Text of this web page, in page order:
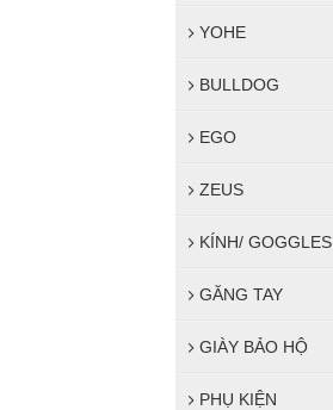
YOHE
BULLDOG
EGO
ZEUS
KÍNH/ GOGGLES
GĂNG TAY
GIÀY BẢO HỘ
PHỤ KIỆN